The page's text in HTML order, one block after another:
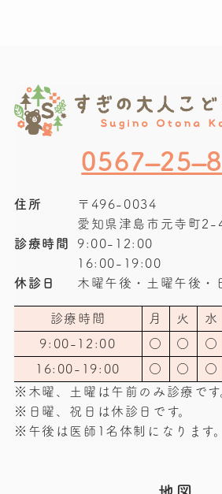
住所
〒496-0034
愛知県津島市元寺町2-
診療時間
9:00-12:00
16:00-19:00
休診日
木曜午後・土曜午後・
診療時間 月 火 水
9:00-12:00
○ ○ ○
16:00-19:00
○ ○ ○
※木曜、土曜は午前のみ診療です
※日曜、祝日は休診日です。
※午後は医師1名体制になります。